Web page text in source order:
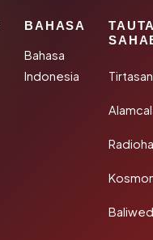
BAHASA
Bahasa
Indonesia